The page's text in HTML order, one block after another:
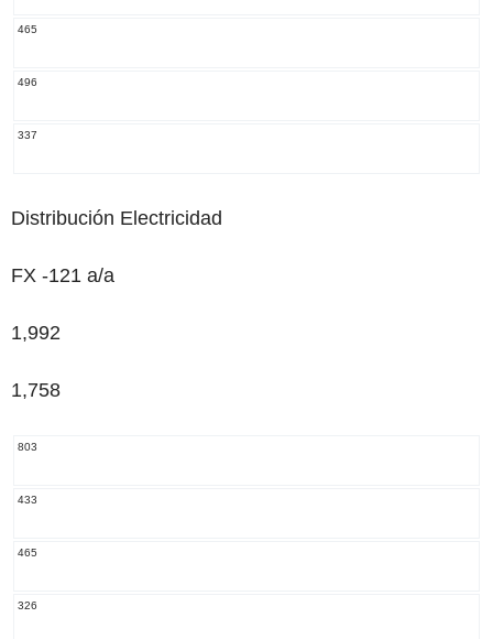
465
496
337
Distribución Electricidad
FX -121 a/a
1,992
1,758
803
433
465
326